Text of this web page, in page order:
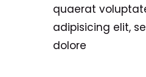
quaerat
adipisicing elit,
dolore